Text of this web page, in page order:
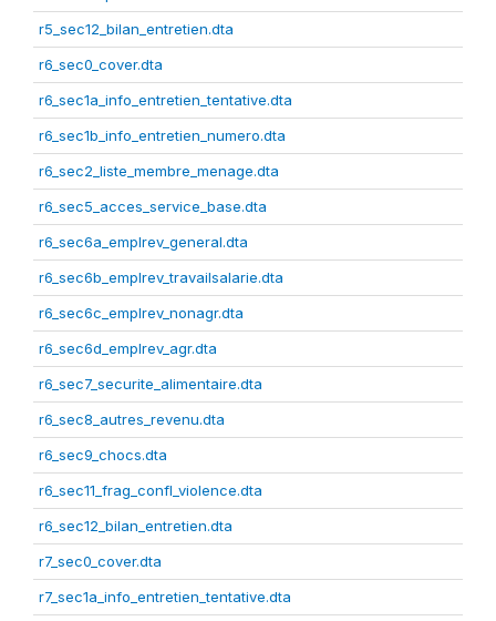
r5_sec12_bilan_entretien.dta
r6_sec0_cover.dta
r6_sec1a_info_entretien_tentative.dta
r6_sec1b_info_entretien_numero.dta
r6_sec2_liste_membre_menage.dta
r6_sec5_acces_service_base.dta
r6_sec6a_emplrev_general.dta
r6_sec6b_emplrev_travailsalarie.dta
r6_sec6c_emplrev_nonagr.dta
r6_sec6d_emplrev_agr.dta
r6_sec7_securite_alimentaire.dta
r6_sec8_autres_revenu.dta
r6_sec9_chocs.dta
r6_sec11_frag_confl_violence.dta
r6_sec12_bilan_entretien.dta
r7_sec0_cover.dta
r7_sec1a_info_entretien_tentative.dta